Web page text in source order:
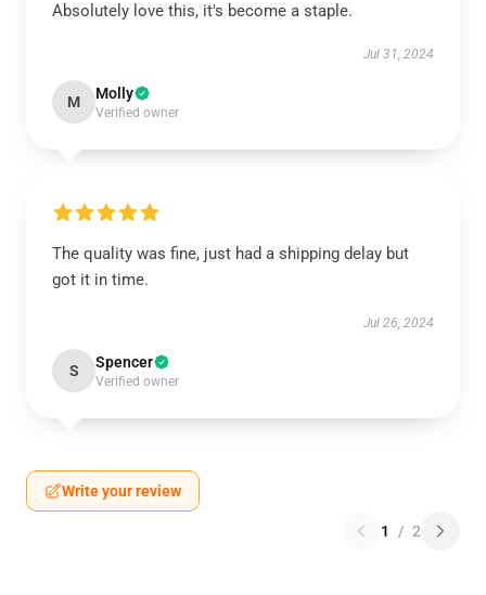
Absolutely love this, it's become a staple.
Jul 31, 2024
M Molly
Verified owner
The quality was fine, just had a shipping delay but
got it in time.
Jul 26, 2024
S Spencer
Verified owner
Write your review
1 / 2